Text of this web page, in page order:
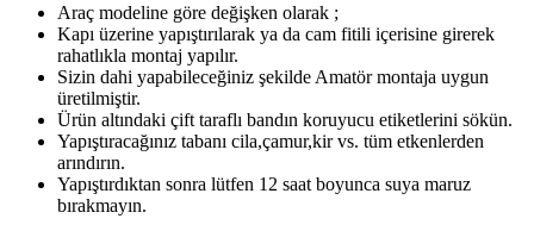
Araç modeline göre değişken olarak ;
Kapı üzerine yapıştırılarak ya da cam fitili içerisine girerek
rahatlıkla montaj yapılır.
Sizin dahi yapabileceğiniz şekilde Amatör montaja uygun
üretilmiştir.
Ürün altındaki çift taraflı bandın koruyucu etiketlerini sökün.
Yapıştıracağınız tabanı cila,çamur,kir vs. tüm etkenlerden
arındırın.
Yapıştırdıktan sonra lütfen 12 saat boyunca suya maruz
bırakmayın.